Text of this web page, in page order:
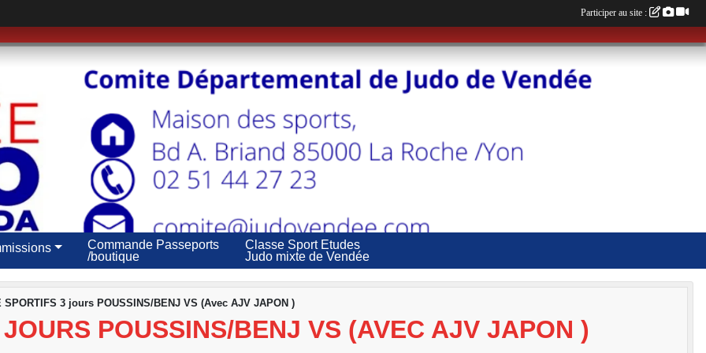
Commande Passeports
/boutique
Classe Sport Etudes
Judo mixte de Vendée
SPORTIFS 3 jours POUSSINS/BENJ VS (Avec AJV JAPON )
POUSSINS/BENJ VS (AVEC AJV JAPON )
Participer au site :